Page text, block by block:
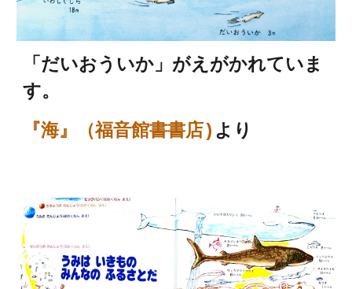
「だいおういか」がえがかれていま
す。
『海』（福音館書書店) より